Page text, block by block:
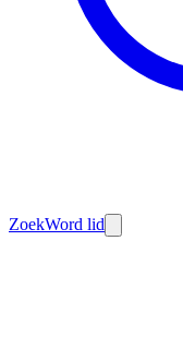
ZoekWord lid